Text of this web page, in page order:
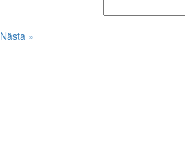
Nästa »